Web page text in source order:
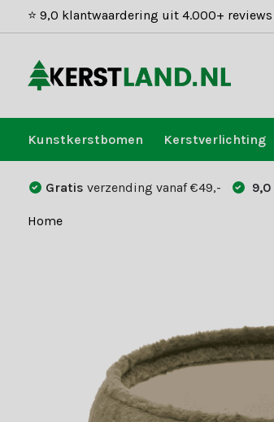
⭐ 9,0 klantwaardering uit 4.000+ reviews
Kunstkerstbomen Kerstverlichting
Gratis verzending vanaf €49,- 9,0
Home